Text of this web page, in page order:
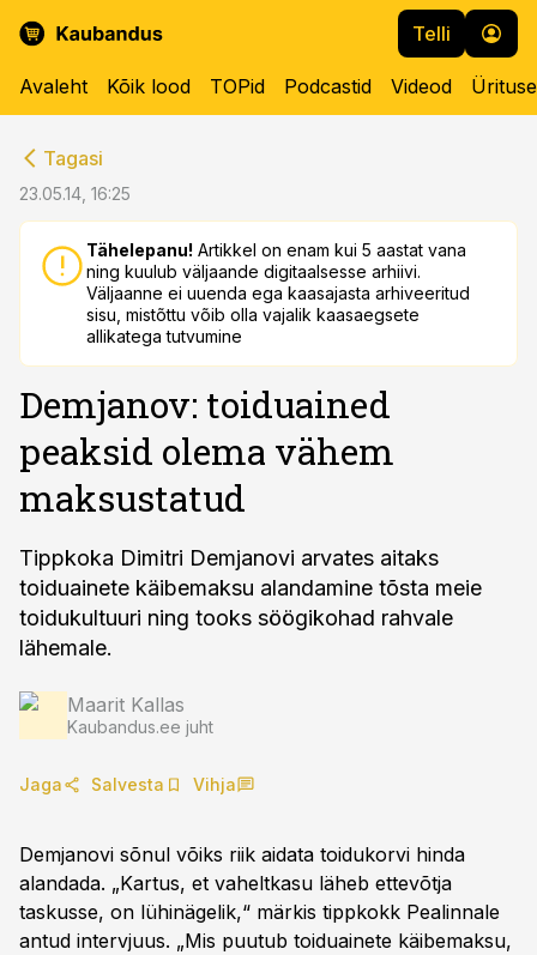
Telli
Avaleht Kõik lood TOPid Podcastid Videod
Tagasi
23.05.14, 16:25
Tähelepanu! Artikkel on enam kui 5 aastat vana
ning kuulub väljaande digitaalsesse arhiivi.
Väljaanne ei uuenda ega kaasajasta arhiveeritud
sisu, mistõttu võib olla vajalik kaasaegsete
allikatega tutvumine
Demjanov: toiduained
peaksid olema vähem
maksustatud
Tippkoka Dimitri Demjanovi arvates aitaks
toiduainete käibemaksu alandamine tõsta meie
toidukultuuri ning tooks söögikohad rahvale
lähemale.
Maarit Kallas
Kaubandus.ee juht
Jaga Salvesta Vihja
Demjanovi sõnul võiks riik aidata toidukorvi hinda
alandada. „Kartus, et vaheltkasu läheb ettevõtja
taskusse, on lühinägelik,“ märkis tippkokk Pealinnale
antud intervjuus. „Mis puutub toiduainete käibemaksu,